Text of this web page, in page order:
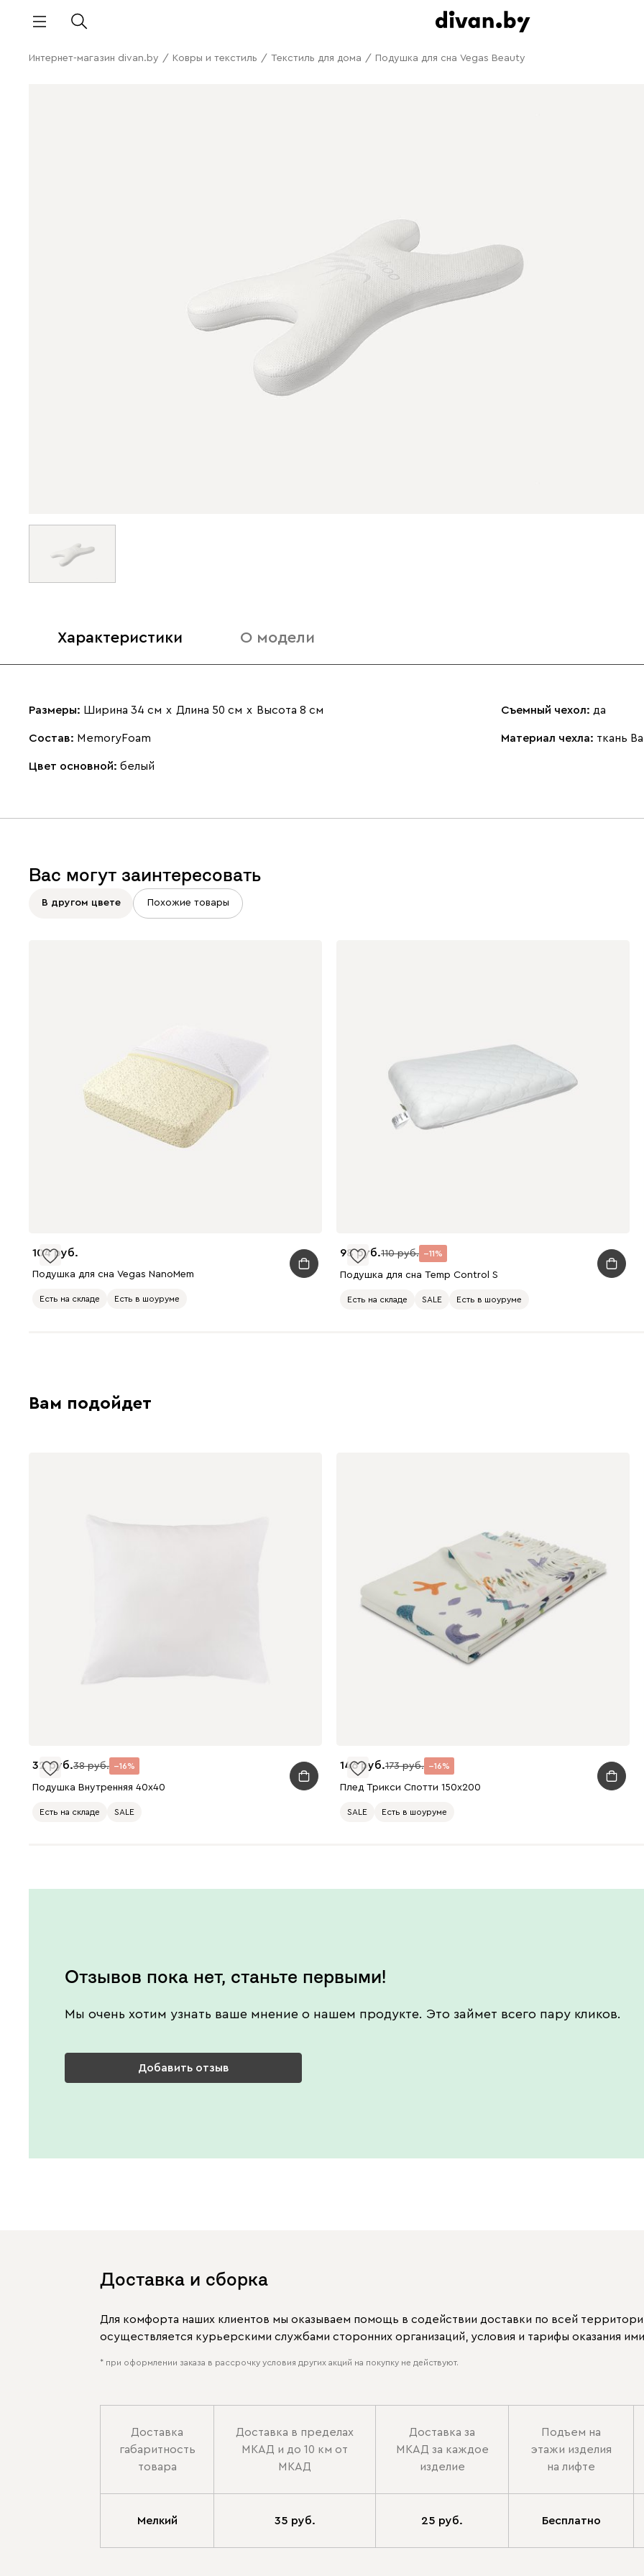
Интернет-магазин divan.by / Ковры и текстиль / Текстиль для дома / Подушка для сна Vegas Beauty
Характеристики О модели
Размеры: Ширина 34 см х Длина 50 см х Высота 8 см
Состав: MemoryFoam
Цвет основной: белый
Съемный чехол: да
Материал чехла: ткань
Вас могут заинтересовать
В другом цвете Похожие товары
104
Подушка для сна Vegas NanoMem
Есть на складе Есть в шоуруме
98 110 11
Подушка для сна Temp Control S
Есть на складе SALE Есть в шоуруме
Вам подойдет
32 38 16
Подушка Внутренняя 40x40
Есть на складе SALE
146 173 16
Плед Трикси Спотти 150x200
SALE Есть в шоуруме
Отзывов пока нет, станьте первыми!
Мы очень хотим узнать ваше мнение о нашем продукте. Это займет всего пару кликов.
Добавить отзыв
Доставка и сборка
Для комфорта наших клиентов мы оказываем помощь в содействии доставки по всей
осуществляется курьерскими службами сторонних организаций, условия и тарифы оказания
* при оформлении заказа в рассрочку условия других акций на покупку не действуют.
Доставка
габаритность
товара
Доставка в пределах
МКАД и до 10 км от
МКАД
Доставка за
МКАД за каждое
изделие
Подъем на
этажи изделия
на лифте
Мелкий 35 руб. 25 руб. Бесплатно